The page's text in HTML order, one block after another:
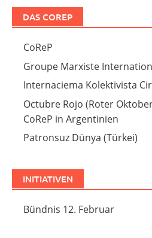
DAS COREP
CoReP
Groupe Marxiste
Internaciema Kolektivista
Octubre Rojo (Roter
CoReP in Argentinien
Patronsuz Dünya (Türkei)
INITIATIVEN
Bündnis 12. Februar